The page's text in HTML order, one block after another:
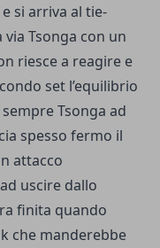
si arriva al tie-
Tsonga con un
riesce a reagire e
set l’equilibrio
Tsonga ad
spesso fermo il
attacco
uscire dallo
finita quando
che manderebbe